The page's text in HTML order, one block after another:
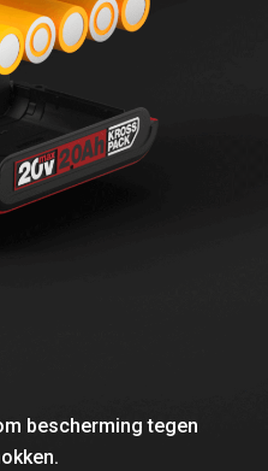
bescherming tegen